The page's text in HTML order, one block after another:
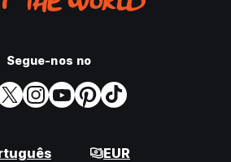
Segue-nos no
EUR